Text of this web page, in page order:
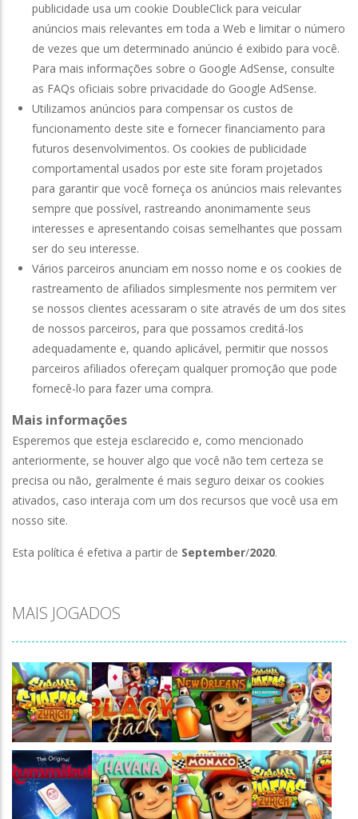
publicidade usa um cookie DoubleClick para veicular
anúncios mais relevantes em toda a Web e limitar o número
de vezes que um determinado anúncio é exibido para você.
Para mais informações sobre o Google AdSense, consulte
as FAQs oficiais sobre privacidade do Google AdSense.
Utilizamos anúncios para compensar os custos de
funcionamento deste site e fornecer financiamento para
futuros desenvolvimentos. Os cookies de publicidade
comportamental usados ​​por este site foram projetados
para garantir que você forneça os anúncios mais relevantes
sempre que possível, rastreando anonimamente seus
interesses e apresentando coisas semelhantes que possam
ser do seu interesse.
Vários parceiros anunciam em nosso nome e os cookies de
rastreamento de afiliados simplesmente nos permitem ver
se nossos clientes acessaram o site através de um dos sites
de nossos parceiros, para que possamos creditá-los
adequadamente e, quando aplicável, permitir que nossos
parceiros afiliados ofereçam qualquer promoção que pode
fornecê-lo para fazer uma compra.
Mais informações
Esperemos que esteja esclarecido e, como mencionado
anteriormente, se houver algo que você não tem certeza se
precisa ou não, geralmente é mais seguro deixar os cookies
ativados, caso interaja com um dos recursos que você usa em
nosso site.
Esta política é efetiva a partir de September/2020.
MAIS JOGADOS
Jogaê Jogaê Jogaê Jogaê